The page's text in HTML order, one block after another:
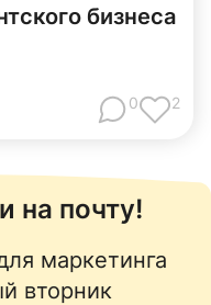
бизнеса
0 2
на почту!
маркетинга
вторник